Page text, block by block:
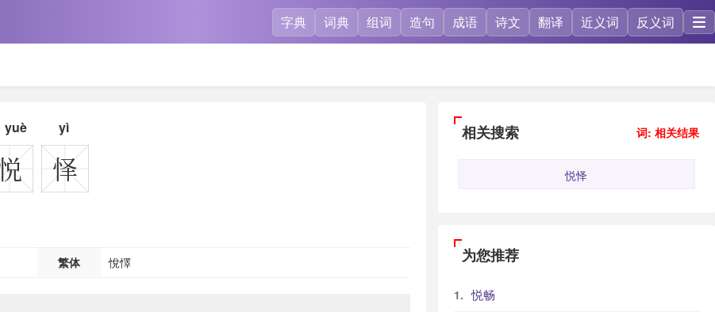
字典 词典 组词 造句 成语 诗文 翻译 近义词 反义词
相关搜索 词: 相关结果
悦怿
为您推荐
悦畅
yuè yì
怿
繁体 悅懌